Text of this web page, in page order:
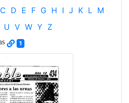
C D E F G H I J K L M
U V W Y Z
1